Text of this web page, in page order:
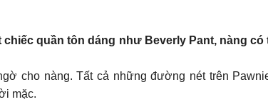
quần tôn dáng như Beverly Pant, nàng
cho nàng. Tất cả những đường nét trên
mặc.